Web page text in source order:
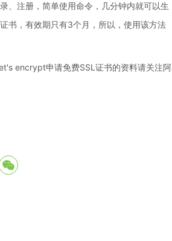
、注册，简单使用命令，几分钟内就可以生
书，有效期只有3个月，所以，使用该方法
encrypt申请免费SSL证书的资料请关注阿